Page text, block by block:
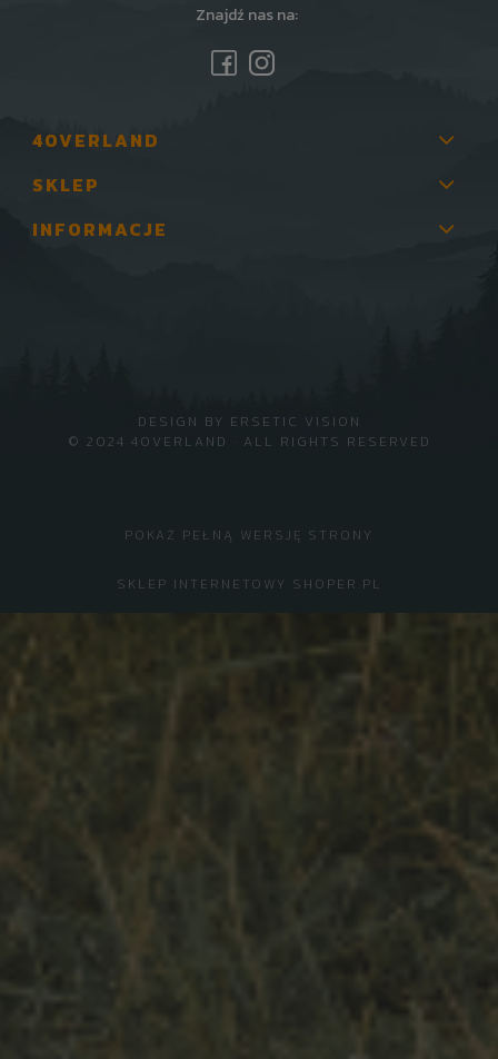
Znajdź nas na:
4OVERLAND
SKLEP
INFORMACJE
© 2024 4OVERLAND · ALL RIGHTS RESERVED
DESIGN BY ERSETIC VISION
POKAŻ PEŁNĄ WERSJĘ STRONY
SKLEP INTERNETOWY SHOPER.PL